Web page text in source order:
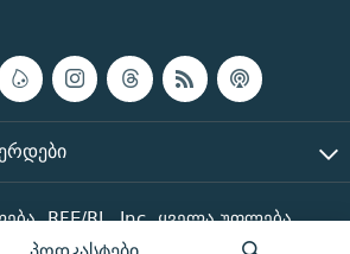
RFE/RL, Inc. ყველა უფლება